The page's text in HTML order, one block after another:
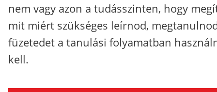
nem vagy azon a tudásszinten, hogy
mit miért szükséges leírnod,
füzetedet a tanulási folyamatban
kell.